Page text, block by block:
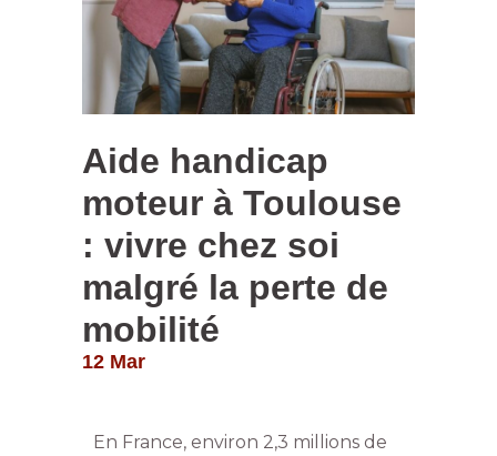
12 Mar
Aide handicap
moteur à Toulouse
: vivre chez soi
malgré la perte de
mobilité
En France, environ 2,3 millions de